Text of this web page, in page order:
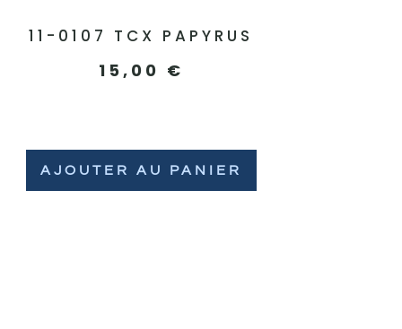
11-0107 TCX PAPYRUS
15,00 €
AJOUTER AU PANIER